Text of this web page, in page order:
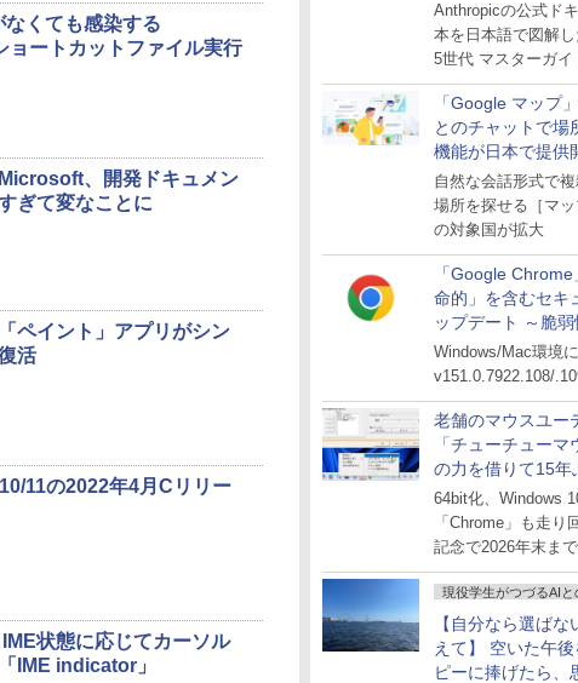
Anthropicの公式ド
本を日本語で図解
5世代 マスターガイ
「Google マップ
とのチャットで場
機能が日本で提供
自然な会話形式で
場所を探せる［マッ
の対象国が拡大
「Google
命的」を含むセキ
ップデート ～脆弱
対処
Windows/Mac環境
v151.0.7922.108/
老舗のマウスユー
「チューチューマ
の力を借りて15年
64bit化、Windows
「Chrome」も走り
記念で2026年末ま
現役学生がつづるAIと
【自分なら選ばな
えて】 空いた午後
ピーに捧げたら、
くても感染する
ョートカットファイル実行
、開発ドキュメン
ぎて変なことに
ペイント」アプリがシン
活
11の2022年4月Cリリー
状態に応じてカーソル
IME indicator」